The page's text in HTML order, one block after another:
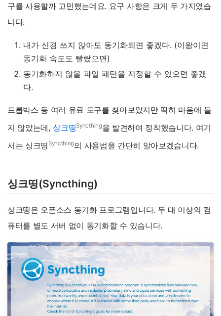
구를 사용할까 고민했는데요. 요구 사항은 크게 두 가지였습
니다.
내가 신경 쓰지 않아도 동기화되면 좋겠다. (이왕이면
동기화 속도도 빨랐으면)
동기화하지 않을 파일 패턴을 지정할 수 있으면 좋겠
다.
드롭박스 등 여러 유료 도구를 찾아보았지만 딱히 마음에 들
지 않았는데, 싱크띵Syncthing을 발견하여 정착했습니다. 여기
서는 싱크띵 Syncthing의 사용법을 간단히 알아보겠습니다.
싱크띵(Syncthing)
싱크띵은 오픈소스 동기화 프로그램입니다. 두 대 이상의 컴
퓨터를 별도 서버 없이 동기화할 수 있습니다.